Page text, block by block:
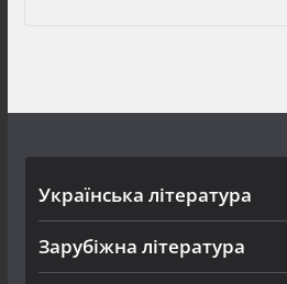
Українська література
Зарубіжна література